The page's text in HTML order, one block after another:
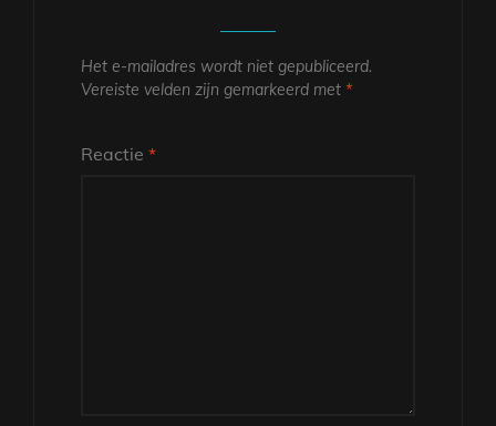
Het e-mailadres wordt niet gepubliceerd.
Vereiste velden zijn gemarkeerd met *
Reactie *